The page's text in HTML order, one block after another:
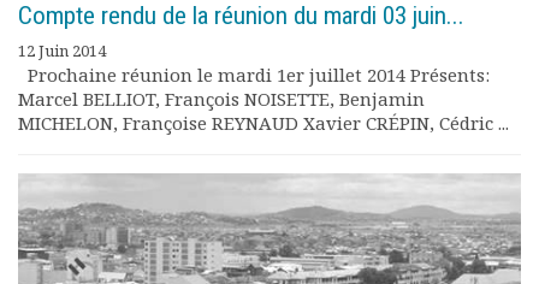
Compte rendu de la réunion du mardi 03 juin...
12 Juin 2014
Prochaine réunion le mardi 1er juillet 2014 Présents:
Marcel BELLIOT, François NOISETTE, Benjamin
MICHELON, Françoise REYNAUD Xavier CRÉPIN, Cédric ...